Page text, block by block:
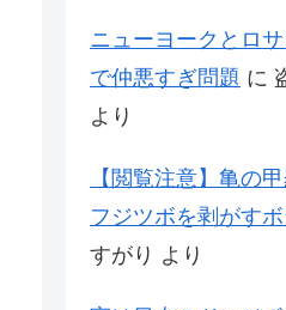
ニューヨークとロ
で仲悪すぎ問題 に
より
【閲覧注意】亀の
フジツボを剥がす
すがり より